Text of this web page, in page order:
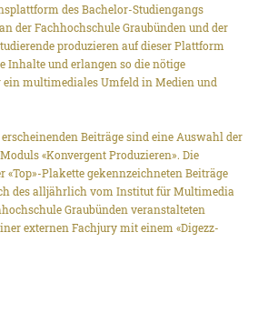
des Bachelor-Studiengangs
der Fachhochschule Graubünden und der
produzieren auf dieser Plattform
Inhalte und erlangen so die nötige
ein multimediales Umfeld in Medien und
erscheinenden Beiträge sind eine Auswahl der
«Konvergent Produzieren». Die
«Top»-Plakette gekennzeichneten Beiträge
des alljährlich vom Institut für Multimedia
Graubünden veranstalteten
externen Fachjury mit einem «Digezz-